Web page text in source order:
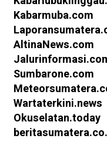
Kabarmuba.com
AltinaNews.com
Sumbarone.com
Wartaterkini.news
Okuselatan.today